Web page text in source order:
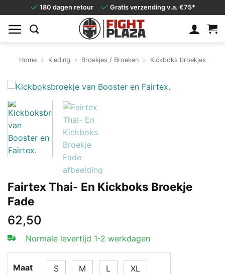
naar
inhoud
180 dagen retour Gratis verzending v.a. €75*
Home » Kleding » Broekjes / Broeken » Kickboks broekjes
Fairtex Thai- En Kickboks Broekje
Fade
62,50
Normale levertijd 1-2 werkdagen
Maat S M L XL